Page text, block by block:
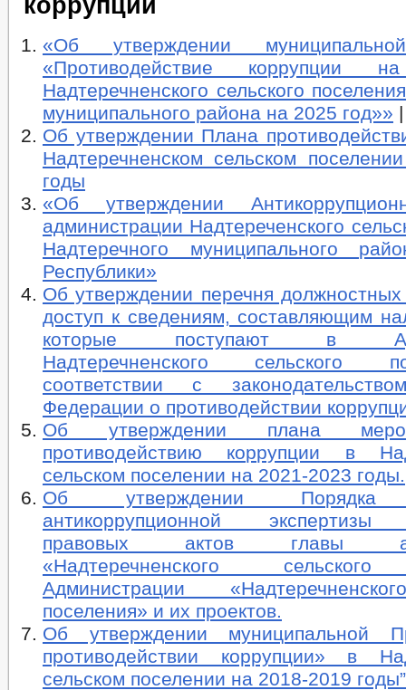
коррупции
«Об утверждении
«Противодействие коррупции
Надтеречненского сельского
муниципального района на 2025 год»»
Об утверждении Плана
Надтеречненском сельском
годы
«Об утверждении
администрации Надтереченского
Надтеречного муниципального
Республики»
Об утверждении перечня
доступ к сведениям, составляющим
которые поступают в
Надтеречненского сельского
соответствии с
Федерации о противодействии
Об утверждении плана
противодействию коррупции в
сельском поселении на 2021-2023 годы.
Об утверждении Порядка
антикоррупционной экспертизы
правовых актов главы
«Надтеречненского сельского
Администрации
поселения» и их проектов.
Об утверждении муниципальной
противодействии коррупции» в
сельском поселении на 2018-2019 годы”